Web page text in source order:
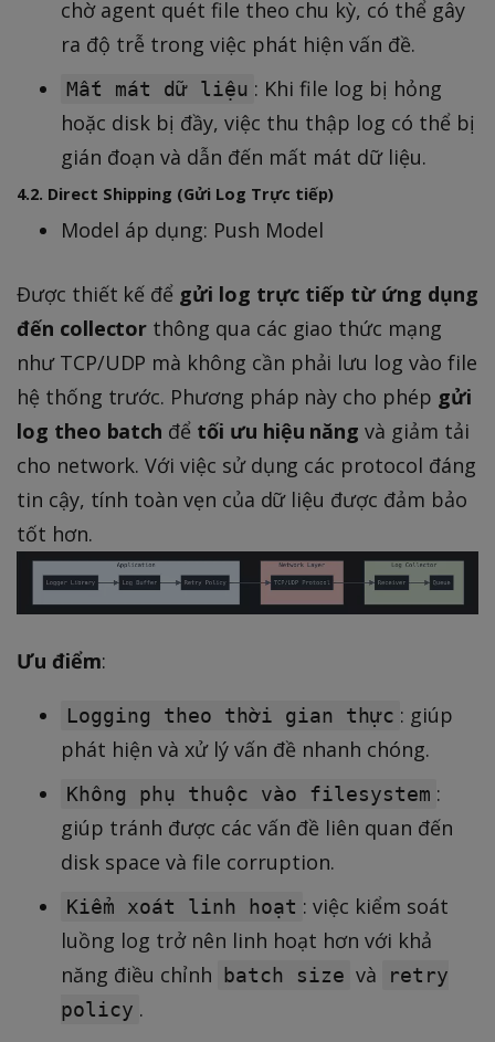
chờ agent quét file theo chu kỳ, có thể gây
ra độ trễ trong việc phát hiện vấn đề.
Mất mát dữ liệu : Khi file log bị hỏng
hoặc disk bị đầy, việc thu thập log có thể bị
gián đoạn và dẫn đến mất mát dữ liệu.
4.2. Direct Shipping (Gửi Log Trực tiếp)
Model áp dụng: Push Model
Được thiết kế để gửi log trực tiếp từ ứng dụng
đến collector thông qua các giao thức mạng
như TCP/UDP mà không cần phải lưu log vào file
hệ thống trước. Phương pháp này cho phép gửi
log theo batch để tối ưu hiệu năng và giảm tải
cho network. Với việc sử dụng các protocol đáng
tin cậy, tính toàn vẹn của dữ liệu được đảm bảo
tốt hơn.
Ưu điểm:
Logging theo thời gian thực : giúp
phát hiện và xử lý vấn đề nhanh chóng.
Không phụ thuộc vào filesystem :
giúp tránh được các vấn đề liên quan đến
disk space và file corruption.
Kiểm xoát linh hoạt : việc kiểm soát
luồng log trở nên linh hoạt hơn với khả
năng điều chỉnh
batch size và
retry
policy .